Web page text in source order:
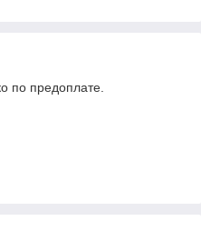
по предоплате.